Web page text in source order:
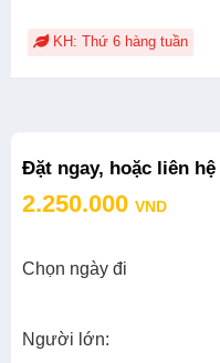
Đặt ngay, hoặc liên hệ
2.250.000 VND
Chọn ngày đi
Người lớn:
KH: Thứ 6 hàng tuần